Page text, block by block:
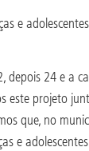
e
depois 24 e a
este projeto
que, no
e